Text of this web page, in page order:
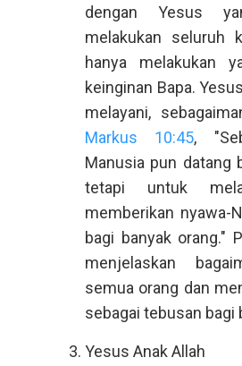
dengan Yesus
melakukan seluruh
hanya melakukan
keinginan Bapa.
melayani,
Markus 10:45,
Manusia pun datang
tetapi untuk
memberikan nyawa-
bagi banyak orang."
menjelaskan
semua orang dan
sebagai tebusan bagi
Yesus Anak Allah